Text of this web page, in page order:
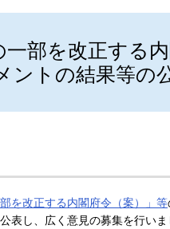
一部を改正する
ントの結果等の
を改正する内閣府令（案）」等
表し、広く意見の募集を行いま